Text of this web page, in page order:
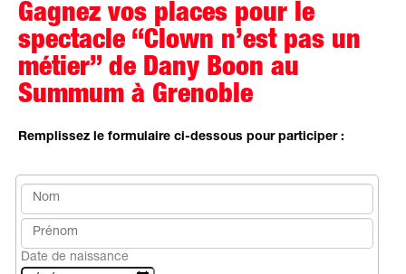
Gagnez vos places pour le
spectacle “Clown n’est pas un
métier” de Dany Boon au
Summum à Grenoble
Remplissez le formulaire ci-dessous pour participer :
Date de naissance